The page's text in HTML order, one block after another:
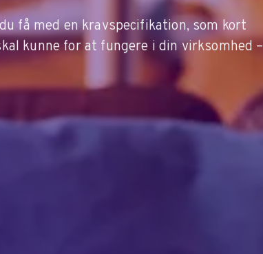
få med en kravspecifikation, som kort
kunne for at fungere i din virksomhed –